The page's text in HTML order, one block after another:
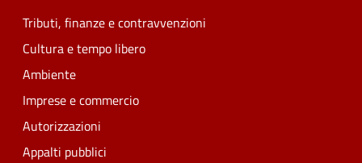
Tributi, finanze e contravvenzioni
Cultura e tempo libero
Ambiente
Imprese e commercio
Autorizzazioni
Appalti pubblici